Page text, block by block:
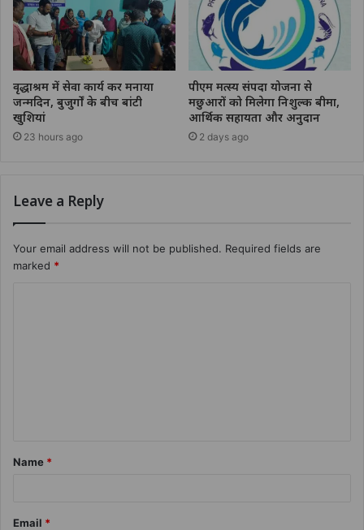
वृद्धाश्रम में सेवा कार्य कर मनाया
जन्मदिन, बुजुर्गों के बीच बांटी
खुशियां
23 hours ago
पीएम मत्स्य संपदा योजना से
मछुआरों को मिलेगा निशुल्क बीमा,
आर्थिक सहायता और अनुदान
2 days ago
Leave a Reply
Your email address will not be published. Required fields are
marked *
Name *
Email *